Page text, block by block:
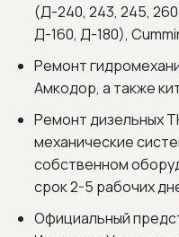
(Д-240, 243, 245,
Д-160, Д-180),
Ремонт
Амкодор, а также
Ремонт дизельных
механические
собственном
срок 2-5 рабочих
Официальный